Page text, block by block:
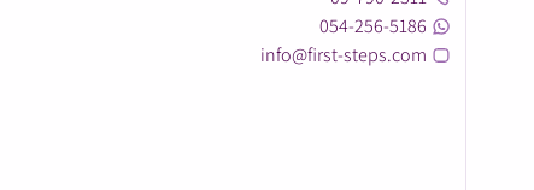
054-256-5186
info@first-steps.com